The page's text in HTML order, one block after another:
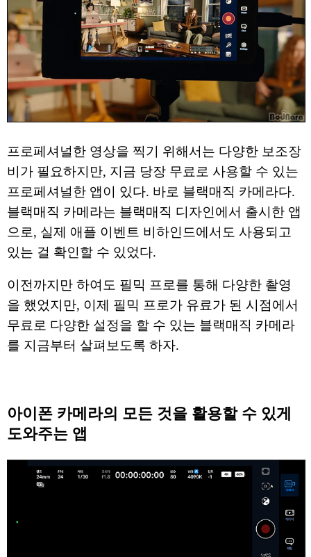
프로페셔널한 영상을 찍기 위해서는 다양한 보조장
비가 필요하지만, 지금 당장 무료로 사용할 수 있는
프로페셔널한 앱이 있다. 바로 블랙매직 카메라다.
블랙매직 카메라는 블랙매직 디자인에서 출시한 앱
으로, 실제 애플 이벤트 비하인드에서도 사용되고
있는 걸 확인할 수 있었다.
이전까지만 하여도 필믹 프로를 통해 다양한 촬영
을 했었지만, 이제 필믹 프로가 유료가 된 시점에서
무료로 다양한 설정을 할 수 있는 블랙매직 카메라
를 지금부터 살펴보도록 하자.
아이폰 카메라의 모든 것을 활용할 수 있게
도와주는 앱